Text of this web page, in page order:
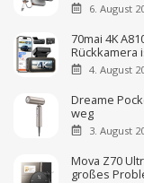
6. August
70mai 4K
Rückkamera
4. August
Dreame
weg
3. August
Mova Z70
großes